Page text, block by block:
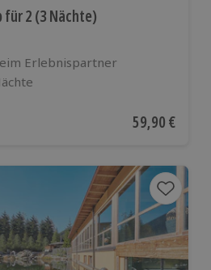
für 2 (3 Nächte)
Erlebnispartner
auf 30 BewertungenAktueller
59,90 €